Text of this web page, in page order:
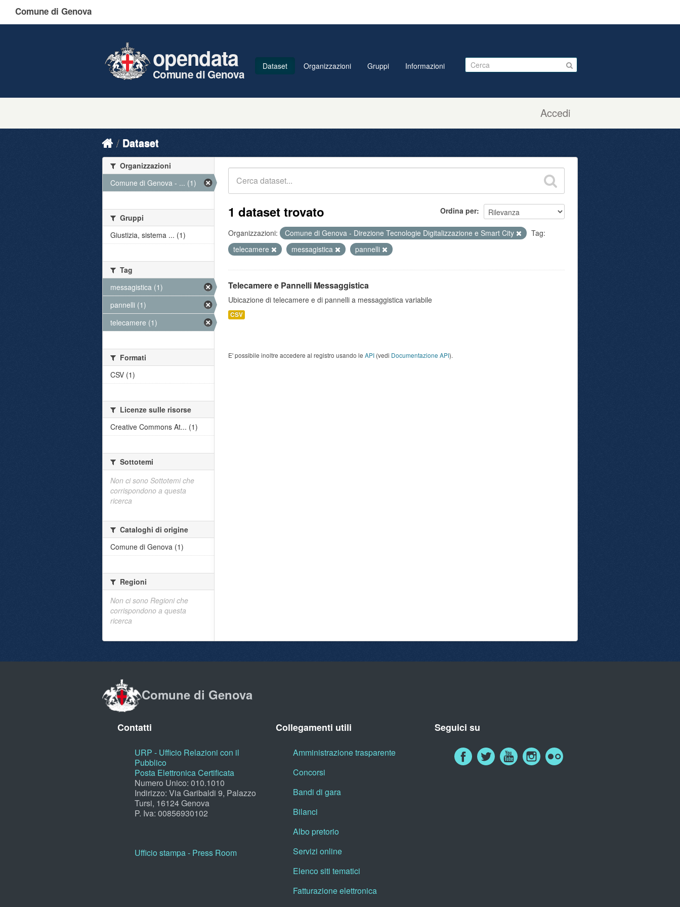
Comune di Genova
Accedi
opendata
Comune di Genova
Dataset Organizzazioni Gruppi Informazioni
Dataset
Ordina per
1 dataset trovato
Organizzazioni: Comune di Genova - Direzione Tecnologie Digitalizzazione e Smart City
Tag:
telecamere
messagistica pannelli
Telecamere e Pannelli Messaggistica
Ubicazione di telecamere e di pannelli a messaggistica variabile
CSV
E' possibile inoltre accedere al registro usando le API (vedi Documentazione API).
Organizzazioni
Comune di Genova - ... (1)
Gruppi
Giustizia, sistema ... (1)
Tag
messagistica (1)
pannelli (1)
telecamere (1)
Formati
CSV (1)
Licenze sulle risorse
Creative Commons At... (1)
Sottotemi
Non ci sono Sottotemi che
corrispondono a questa
ricerca
Cataloghi di origine
Comune di Genova (1)
Regioni
Non ci sono Regioni che
corrispondono a questa
ricerca
Comune di Genova
Contatti
URP - Ufficio Relazioni con il
Pubblico
Posta Elettronica Certificata
Numero Unico: 010.1010
Indirizzo: Via Garibaldi 9, Palazzo
Tursi, 16124 Genova
P. Iva: 00856930102
Ufficio stampa - Press Room
Collegamenti utili
Amministrazione trasparente
Concorsi
Bandi di gara
Bilanci
Albo pretorio
Servizi online
Elenco siti tematici
Fatturazione elettronica
Seguici su